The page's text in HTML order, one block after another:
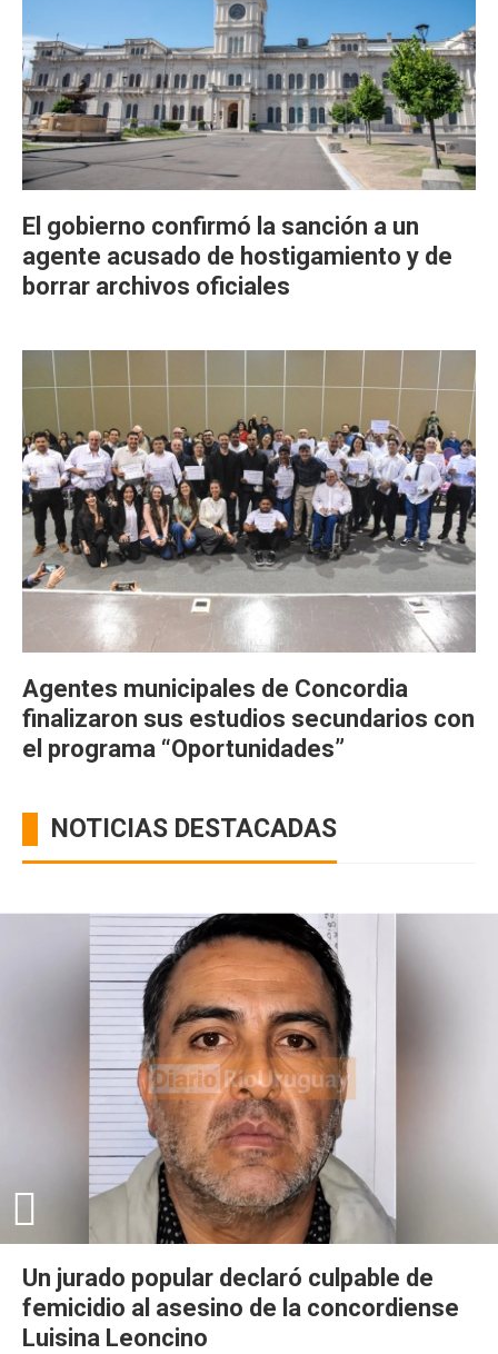
El gobierno confirmó la sanción a un
agente acusado de hostigamiento y de
borrar archivos oficiales
Agentes municipales de Concordia
finalizaron sus estudios secundarios con
el programa “Oportunidades”
NOTICIAS DESTACADAS
Un jurado popular declaró culpable de
femicidio al asesino de la concordiense
Luisina Leoncino